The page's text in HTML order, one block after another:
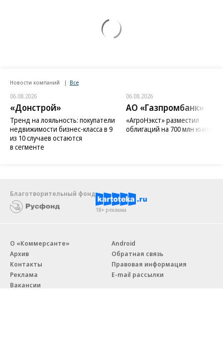
Новости компаний Все
06.08.2026
«Донстрой»
Тренд на лояльность: покупатели
недвижимости бизнес-класса в 9
из 10 случаев остаются
в сегменте
06.08.2026
АО «Газпромбанк»
«АгроНэкст» разместил
облигаций на 700 млн юаней
Благотворительный фонд
18+ реклама
О «Коммерсанте»
Архив
Контакты
Реклама
Вакансии
Android
Обратная связь
Правовая информация
E-mail рассылки